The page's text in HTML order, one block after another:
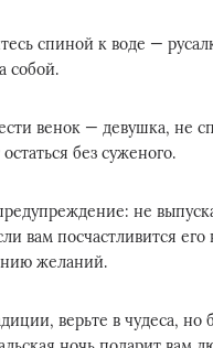
спиной к воде —
собой.
венок — девушка, не
без суженого.
не
вам посчастливится
желаний.
верьте в чудеса, но